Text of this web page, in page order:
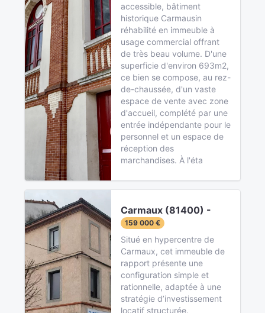
accessible, bâtiment
historique Carmausin
réhabilité en immeuble à
usage commercial offrant
de très beau volume. D'une
superficie d'environ 693m2,
ce bien se compose, au rez-
de-chaussée, d'un vaste
espace de vente avec zone
d'accueil, complété par une
entrée indépendante pour le
personnel et un espace de
réception des
marchandises. À l'éta
Carmaux (81400) -
159 000 €
Situé en hypercentre de
Carmaux, cet immeuble de
rapport présente une
configuration simple et
rationnelle, adaptée à une
stratégie d’investissement
locatif structurée.